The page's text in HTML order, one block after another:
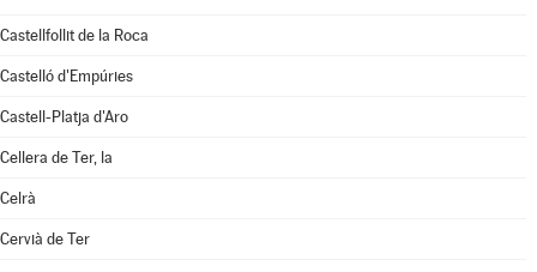
Castellfollit de la Roca
Castelló d'Empúries
Castell-Platja d'Aro
Cellera de Ter, la
Celrà
Cervià de Ter